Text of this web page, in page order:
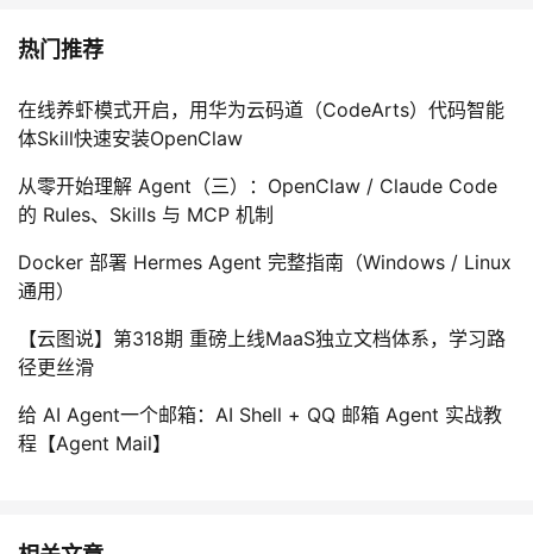
热门推荐
在线养虾模式开启，用华为云码道（CodeArts）代码智能
体Skill快速安装OpenClaw
从零开始理解 Agent（三）：OpenClaw / Claude Code
的 Rules、Skills 与 MCP 机制
Docker 部署 Hermes Agent 完整指南（Windows / Linux
通用）
【云图说】第318期 重磅上线MaaS独立文档体系，学习路
径更丝滑
给 AI Agent一个邮箱：AI Shell + QQ 邮箱 Agent 实战教
程【Agent Mail】